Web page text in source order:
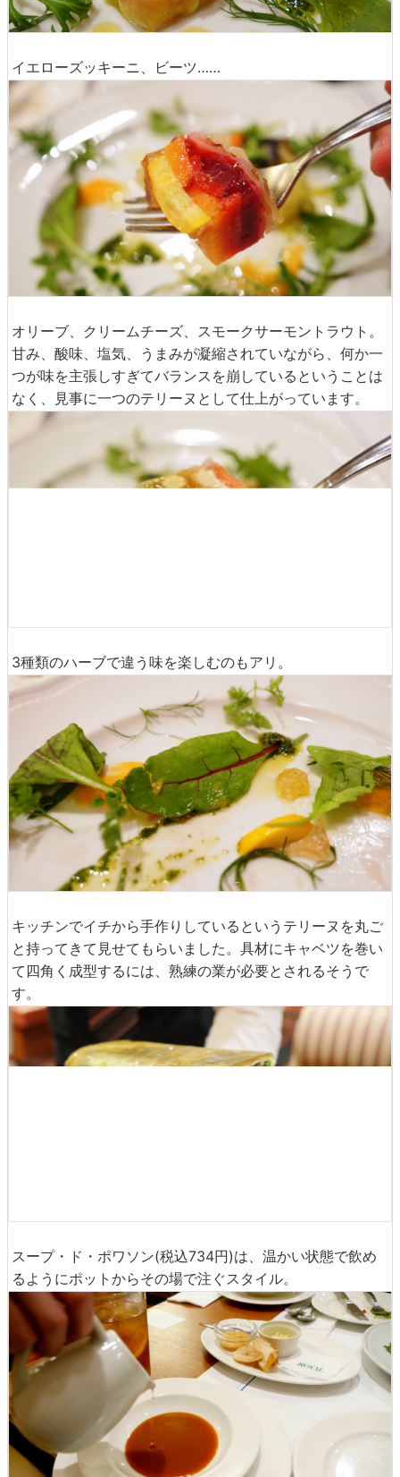
イエローズッキーニ、ビーツ……
オリーブ、クリームチーズ、スモークサーモントラウト。
甘み、酸味、塩気、うまみが凝縮されていながら、何か一
つが味を主張しすぎてバランスを崩しているということは
なく、見事に一つのテリーヌとして仕上がっています。
3種類のハーブで違う味を楽しむのもアリ。
キッチンでイチから手作りしているというテリーヌを丸ご
と持ってきて見せてもらいました。具材にキャベツを巻い
て四角く成型するには、熟練の業が必要とされるそうで
す。
スープ・ド・ポワソン(税込734円)は、温かい状態で飲め
るようにポットからその場で注ぐスタイル。